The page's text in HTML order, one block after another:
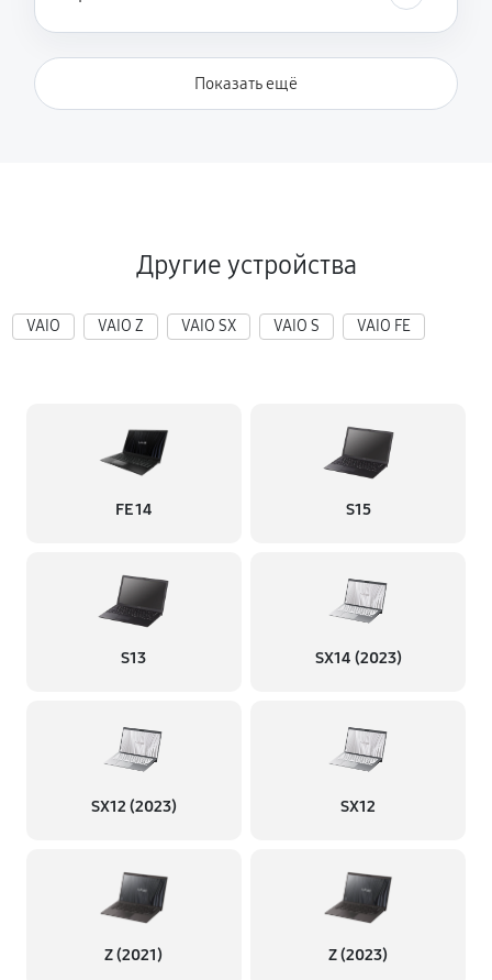
Показать ещё
Другие устройства
VAIO VAIO Z VAIO SX VAIO S VAIO FE
FE 14 S15
S13 SX14 (2023)
SX12 (2023) SX12
Z (2021) Z (2023)